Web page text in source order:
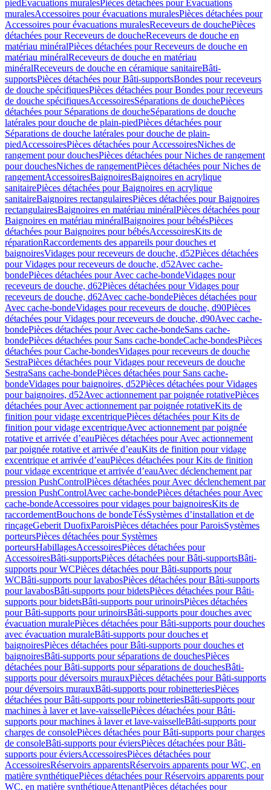
piedEvacuations muralesPièces détachées pour Evacuations
muralesAccessoires pour évacuations muralesPièces détachées pour
Accessoires pour évacuations muralesReceveurs de douchePièces
détachées pour Receveurs de doucheReceveurs de douche en
matériau minéralPièces détachées pour Receveurs de douche en
matériau minéralReceveurs de douche en matériau
minéralReceveurs de douche en céramique sanitaireBâti-
supportsPièces détachées pour Bâti-supportsBondes pour receveurs
de douche spécifiquesPièces détachées pour Bondes pour receveurs
de douche spécifiquesAccessoiresSéparations de douchePièces
détachées pour Séparations de doucheSéparations de douche
latérales pour douche de plain-piedPièces détachées pour
Séparations de douche latérales pour douche de plain-
piedAccessoiresPièces détachées pour AccessoiresNiches de
rangement pour douchesPièces détachées pour Niches de rangement
pour douchesNiches de rangementPièces détachées pour Niches de
rangementAccessoiresBaignoiresBaignoires en acrylique
sanitairePièces détachées pour Baignoires en acrylique
sanitaireBaignoires rectangulairesPièces détachées pour Baignoires
rectangulairesBaignoires en matériau minéralPièces détachées pour
Baignoires en matériau minéralBaignoires pour bébésPièces
détachées pour Baignoires pour bébésAccessoiresKits de
réparationRaccordements des appareils pour douches et
baignoiresVidages pour receveurs de douche, d52Pièces détachées
pour Vidages pour receveurs de douche, d52Avec cache-
bondePièces détachées pour Avec cache-bondeVidages pour
receveurs de douche, d62Pièces détachées pour Vidages pour
receveurs de douche, d62Avec cache-bondePièces détachées pour
Avec cache-bondeVidages pour receveurs de douche, d90Pièces
détachées pour Vidages pour receveurs de douche, d90Avec cache-
bondePièces détachées pour Avec cache-bondeSans cache-
bondePièces détachées pour Sans cache-bondeCache-bondesPièces
détachées pour Cache-bondesVidages pour receveurs de douche
SestraPièces détachées pour Vidages pour receveurs de douche
SestraSans cache-bondePièces détachées pour Sans cache-
bondeVidages pour baignoires, d52Pièces détachées pour Vidages
pour baignoires, d52Avec actionnement par poignée rotativePièces
détachées pour Avec actionnement par poignée rotativeKits de
finition pour vidage excentriquePièces détachées pour Kits de
finition pour vidage excentriqueAvec actionnement par poignée
rotative et arrivée d’eauPièces détachées pour Avec actionnement
par poignée rotative et arrivée d’eauKits de finition pour vidage
excentrique et arrivée d’eauPièces détachées pour Kits de finition
pour vidage excentrique et arrivée d’eauAvec déclenchement par
pression PushControlPièces détachées pour Avec déclenchement par
pression PushControlAvec cache-bondePièces détachées pour Avec
cache-bondeAccessoires pour vidages pour baignoiresKits de
raccordementBouchons de bondeTésSystèmes d’installation et de
rinçageGeberit DuofixParoisPièces détachées pour ParoisSystèmes
porteursPièces détachées pour Systèmes
porteursHabillagesAccessoiresPièces détachées pour
AccessoiresBâti-supportsPièces détachées pour Bâti-supportsBâti-
supports pour WCPièces détachées pour Bâti-supports pour
WCBâti-supports pour lavabosPièces détachées pour Bâti-supports
pour lavabosBâti-supports pour bidetsPièces détachées pour Bâti-
supports pour bidetsBâti-supports pour urinoirsPièces détachées
pour Bâti-supports pour urinoirsBâti-supports pour douches avec
évacuation muralePièces détachées pour Bâti-supports pour douches
avec évacuation muraleBâti-supports pour douches et
baignoiresPièces détachées pour Bâti-supports pour douches et
baignoiresBâti-supports pour séparations de douchesPièces
détachées pour Bâti-supports pour séparations de douchesBâti-
supports pour déversoirs murauxPièces détachées pour Bâti-supports
pour déversoirs murauxBâti-supports pour robinetteriesPièces
détachées pour Bâti-supports pour robinetteriesBâti-supports pour
machines à laver et lave-vaissellePièces détachées pour Bâti-
supports pour machines à laver et lave-vaisselleBâti-supports pour
charges de consolePièces détachées pour Bâti-supports pour charges
de consoleBâti-supports pour éviersPièces détachées pour Bâti-
supports pour éviersAccessoiresPièces détachées pour
AccessoiresRéservoirs apparentsRéservoirs apparents pour WC, en
matière synthétiquePièces détachées pour Réservoirs apparents pour
WC, en matière synthétiqueAttenantPièces détachées pour